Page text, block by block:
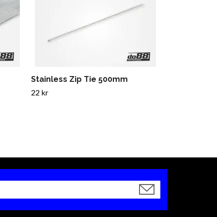
Stainless Zip Tie 500mm
22 kr